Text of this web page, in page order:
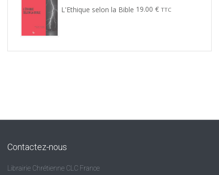
L'Ethique selon la Bible 19.00 € TTC
Contactez-nous
Librairie Chrétienne CLC France